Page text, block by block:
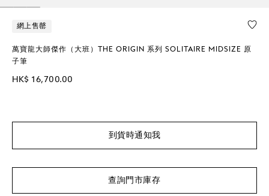
網上售罄
萬寶龍大師傑作（大班）THE ORIGIN 系列 SOLITAIRE MIDSIZE 原
子筆
HK$ 16,700.00
到貨時通知我
查詢門市庫存